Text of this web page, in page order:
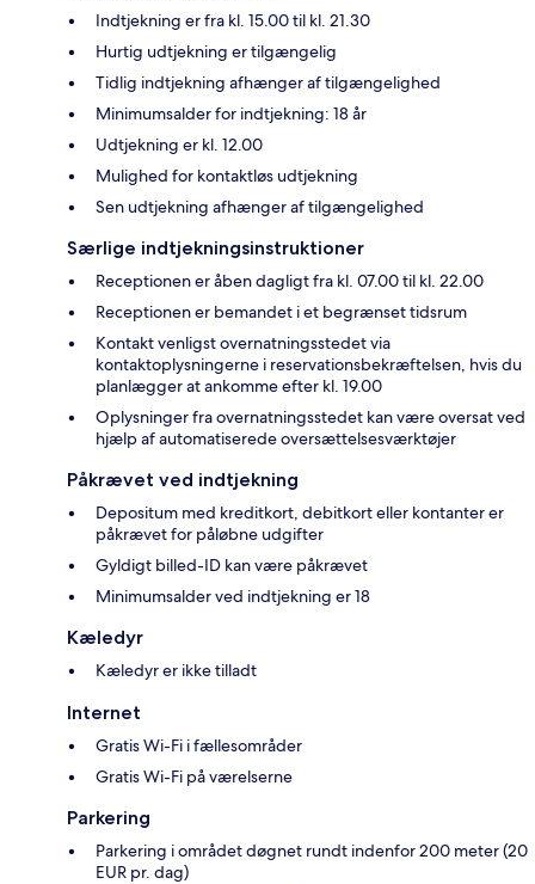
Indtjekning er fra kl. 15.00 til kl. 21.30
Hurtig udtjekning er tilgængelig
Tidlig indtjekning afhænger af tilgængelighed
Minimumsalder for indtjekning: 18 år
Udtjekning er kl. 12.00
Mulighed for kontaktløs udtjekning
Sen udtjekning afhænger af tilgængelighed
Særlige indtjekningsinstruktioner
Receptionen er åben dagligt fra kl. 07.00 til kl. 22.00
Receptionen er bemandet i et begrænset tidsrum
Kontakt venligst overnatningsstedet via
kontaktoplysningerne i reservationsbekræftelsen, hvis du
planlægger at ankomme efter kl. 19.00
Oplysninger fra overnatningsstedet kan være oversat ved
hjælp af automatiserede oversættelsesværktøjer
Påkrævet ved indtjekning
Depositum med kreditkort, debitkort eller kontanter er
påkrævet for påløbne udgifter
Gyldigt billed-ID kan være påkrævet
Minimumsalder ved indtjekning er 18
Kæledyr
Kæledyr er ikke tilladt
Internet
Gratis Wi-Fi i fællesområder
Gratis Wi-Fi på værelserne
Parkering
Parkering i området døgnet rundt indenfor 200 meter (20
EUR pr. dag)